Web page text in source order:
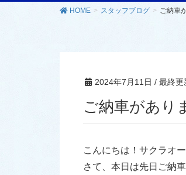
HOME スタッフブログ ご納車
2024年7月11日 / 最終更
ご納車があり
こんにちは！サクラオ
さて、本日は先日ご納